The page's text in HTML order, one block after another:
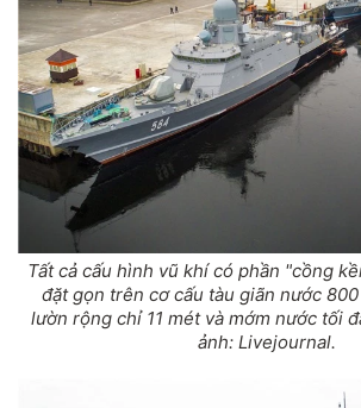
Tất cả cấu hình vũ khí có phần "cồng
đặt gọn trên cơ cấu tàu giãn nước
lườn rộng chỉ 11 mét và mớm nước tối
ảnh: Livejournal.